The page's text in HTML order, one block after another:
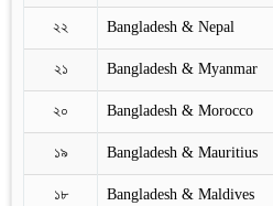
২২ Bangladesh & Nepal
২১ Bangladesh & Myanmar
২০ Bangladesh & Morocco
১৯ Bangladesh & Mauritius
১৮ Bangladesh & Maldives